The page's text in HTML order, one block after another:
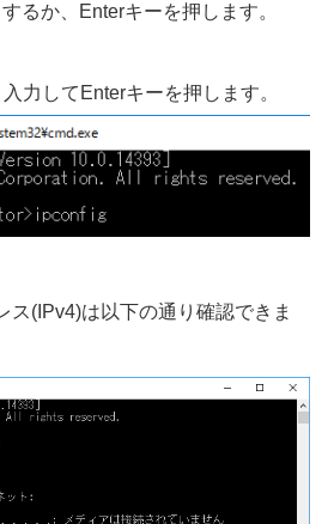
るか、Enterキーを押します。
力してEnterキーを押します。
ス(IPv4)は以下の通り確認できま